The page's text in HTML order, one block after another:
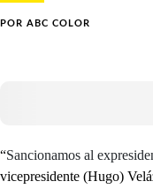
POR ABC COLOR
“Sancionamos al
vicepresidente (Hugo)